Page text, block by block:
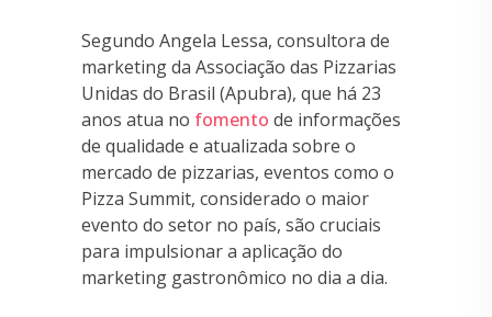
Segundo Angela Lessa, consultora de
marketing da Associação das Pizzarias
Unidas do Brasil (Apubra), que há 23
anos atua no fomento de informações
de qualidade e atualizada sobre o
mercado de pizzarias, eventos como o
Pizza Summit, considerado o maior
evento do setor no país, são cruciais
para impulsionar a aplicação do
marketing gastronômico no dia a dia.